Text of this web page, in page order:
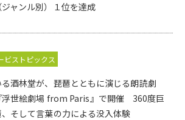
ャンル別）１位を達成
ビストピックス
酒林堂が、琵琶とともに演じる朗読劇
浮世絵劇場 from Paris』で開催 360度巨
そして言葉の力による没入体験